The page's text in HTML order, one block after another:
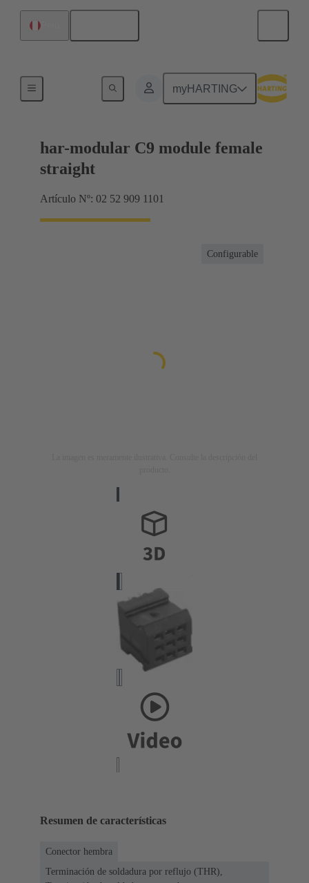
myHARTING
Terminación de placa madre a tarjeta hija
har-modular C9 module female
straight
Artículo Nº: 02 52 909 1101
Configurable
Resumen de características
Conector hembra
Terminación de soldadura por reflujo (THR),